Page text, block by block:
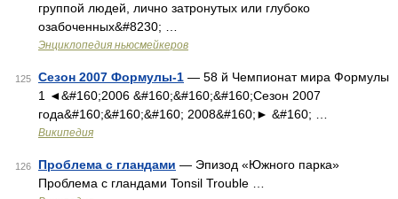
группой людей, лично затронутых или глубоко
озабоченных&#8230; …
Энциклопедия ньюсмейкеров
125 Сезон 2007 Формулы-1 — 58 й Чемпионат мира Формулы
1 ◄&#160;2006 &#160;&#160;&#160;Сезон 2007
года&#160;&#160;&#160; 2008&#160;► &#160; …
Википедия
126 Проблема с гландами — Эпизод «Южного парка»
Проблема с гландами Tonsil Trouble …